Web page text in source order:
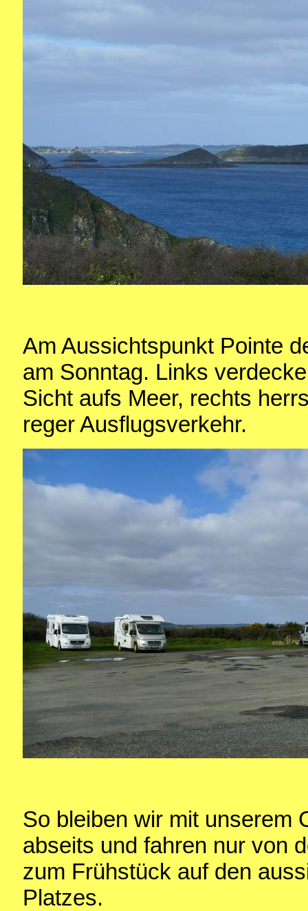
Am Aussichtspunkt Pointe
am Sonntag. Links
Sicht aufs Meer, rechts
reger Ausflugsverkehr.
So bleiben wir mit unserem
abseits und fahren nur von
zum Frühstück auf den
Platzes.